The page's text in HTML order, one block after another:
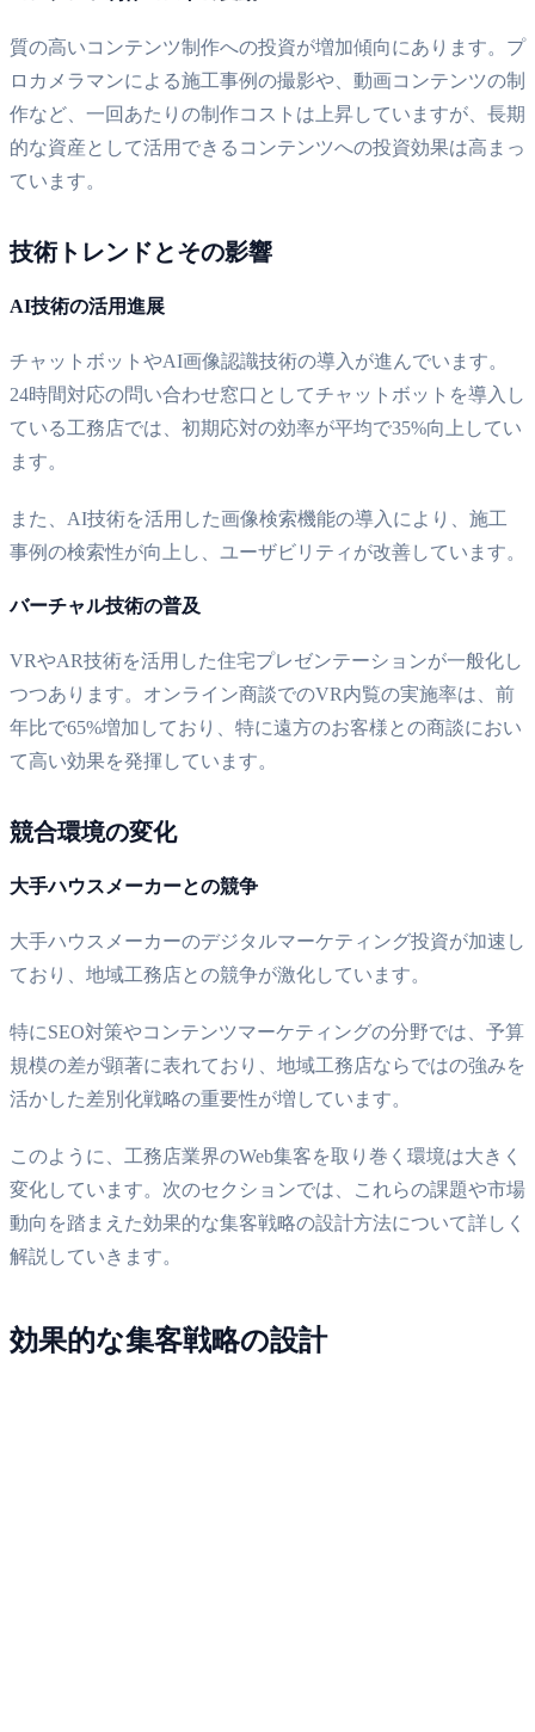
質の高いコンテンツ制作への投資が増加傾向にあります。プ
ロカメラマンによる施工事例の撮影や、動画コンテンツの制
作など、一回あたりの制作コストは上昇していますが、長期
的な資産として活用できるコンテンツへの投資効果は高まっ
ています。
技術トレンドとその影響
AI技術の活用進展
チャットボットやAI画像認識技術の導入が進んでいます。
24時間対応の問い合わせ窓口としてチャットボットを導入し
ている工務店では、初期応対の効率が平均で35%向上してい
ます。
また、AI技術を活用した画像検索機能の導入により、施工
事例の検索性が向上し、ユーザビリティが改善しています。
バーチャル技術の普及
VRやAR技術を活用した住宅プレゼンテーションが一般化し
つつあります。オンライン商談でのVR内覧の実施率は、前
年比で65%増加しており、特に遠方のお客様との商談におい
て高い効果を発揮しています。
競合環境の変化
大手ハウスメーカーとの競争
大手ハウスメーカーのデジタルマーケティング投資が加速し
ており、地域工務店との競争が激化しています。
特にSEO対策やコンテンツマーケティングの分野では、予算
規模の差が顕著に表れており、地域工務店ならではの強みを
活かした差別化戦略の重要性が増しています。
このように、工務店業界のWeb集客を取り巻く環境は大きく
変化しています。次のセクションでは、これらの課題や市場
動向を踏まえた効果的な集客戦略の設計方法について詳しく
解説していきます。
効果的な集客戦略の設計